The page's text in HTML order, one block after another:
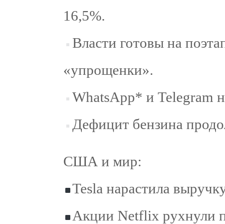
16,5%.
Власти готовы на
«упрощенки».
WhatsApp* и Telegram
Дефицит бензина
США и мир:
Tesla нарастила
Акции Netflix рухнули